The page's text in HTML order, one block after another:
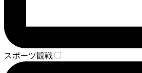
スポーツ観戦